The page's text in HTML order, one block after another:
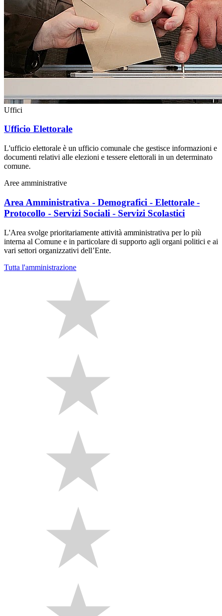
Uffici
Ufficio Elettorale
L'ufficio elettorale è un ufficio comunale che gestisce informazioni e
documenti relativi alle elezioni e tessere elettorali in un determinato
comune.
Aree amministrative
Area Amministrativa - Demografici - Elettorale -
Protocollo - Servizi Sociali - Servizi Scolastici
L'Area svolge prioritariamente attività amministrativa per lo più
interna al Comune e in particolare di supporto agli organi politici e ai
vari settori organizzativi dell’Ente.
Tutta l'amministrazione